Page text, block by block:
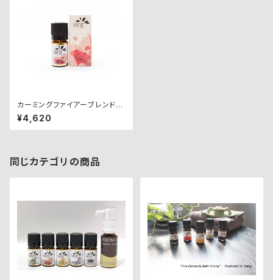
カーミングファイアーブレンド
〈心〉
¥4,620
同じカテゴリの商品